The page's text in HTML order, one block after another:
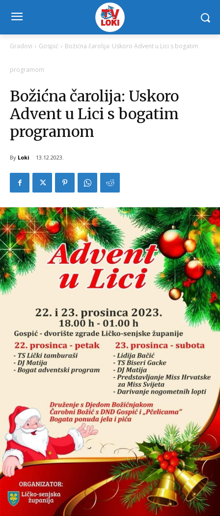
Gradovi Gospić Božićna čarolija: Uskoro Advent u Lici s bogatim
programom
Božićna čarolija: Uskoro
Advent u Lici s bogatim
programom
By Loki 13.12.2023.